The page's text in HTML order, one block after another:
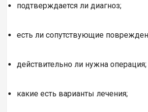
подтверждается ли диагноз;
есть ли сопутствующие
действительно ли нужна операция;
какие есть варианты лечения;